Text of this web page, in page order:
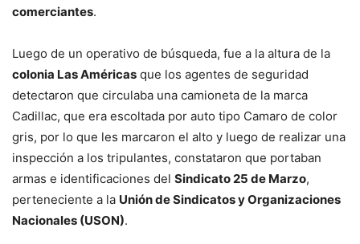
comerciantes.
Luego de un operativo de búsqueda, fue a la altura de la
colonia Las Américas que los agentes de seguridad
detectaron que circulaba una camioneta de la marca
Cadillac, que era escoltada por auto tipo Camaro de color
gris, por lo que les marcaron el alto y luego de realizar una
inspección a los tripulantes, constataron que portaban
armas e identificaciones del Sindicato 25 de Marzo,
perteneciente a la Unión de Sindicatos y Organizaciones
Nacionales (USON).